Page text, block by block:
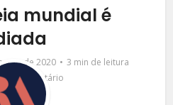
mundial é
de 2020
3 min de leitura
comentário